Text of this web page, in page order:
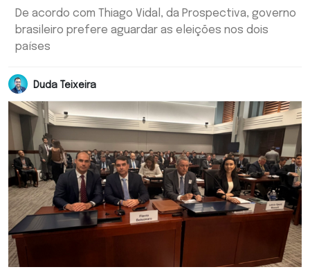
De acordo com Thiago Vidal, da Prospectiva, governo
brasileiro prefere aguardar as eleições nos dois
países
Duda Teixeira